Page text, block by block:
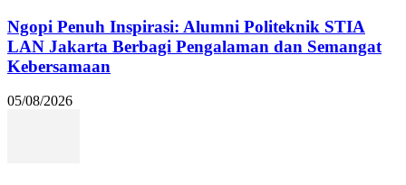
Ngopi Penuh Inspirasi: Alumni Politeknik STIA
LAN Jakarta Berbagi Pengalaman dan Semangat
Kebersamaan
05/08/2026